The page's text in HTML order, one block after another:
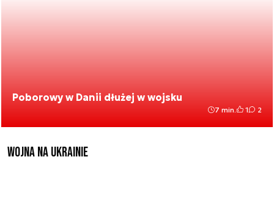
Poborowy w Danii dłużej w wojsku
7 min. 1 2
Wojna na Ukrainie